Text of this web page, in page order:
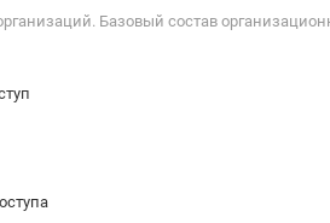
Базовый состав